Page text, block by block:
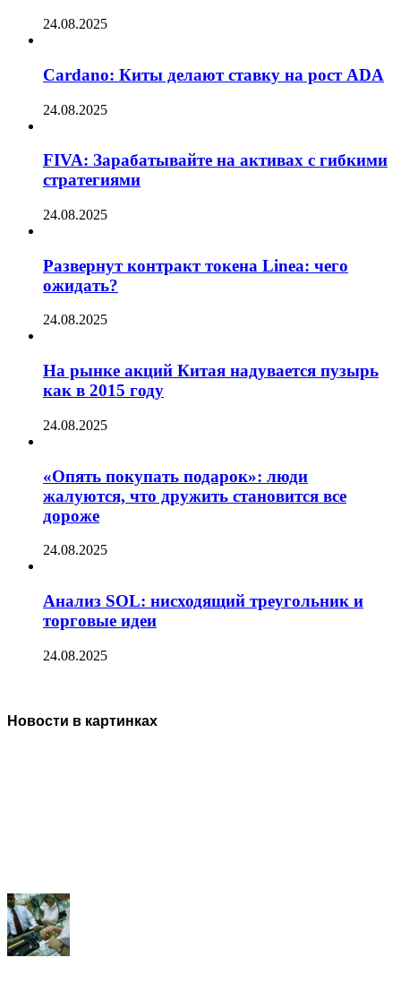
24.08.2025
Cardano: Киты делают ставку на рост ADA
24.08.2025
FIVA: Зарабатывайте на активах с гибкими
стратегиями
24.08.2025
Развернут контракт токена Linea: чего
ожидать?
24.08.2025
На рынке акций Китая надувается пузырь
как в 2015 году
24.08.2025
«Опять покупать подарок»: люди
жалуются, что дружить становится все
дороже
24.08.2025
Анализ SOL: нисходящий треугольник и
торговые идеи
24.08.2025
Новости в картинках